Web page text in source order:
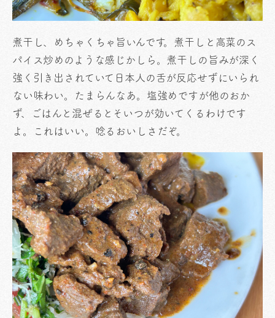
煮干し、めちゃくちゃ旨いんです。煮干しと高菜のス
パイス炒めのような感じかしら。煮干しの旨みが深く
強く引き出されていて日本人の舌が反応せずにいられ
ない味わい。たまらんなあ。塩強めですが他のおか
ず、ごはんと混ぜるとそいつが効いてくるわけです
よ。これはいい。唸るおいしさだぞ。